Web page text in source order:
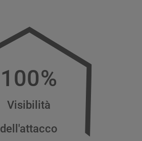
100%
Visibilità
dell'attacco